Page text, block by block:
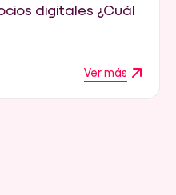
digitales ¿Cuál
Ver más